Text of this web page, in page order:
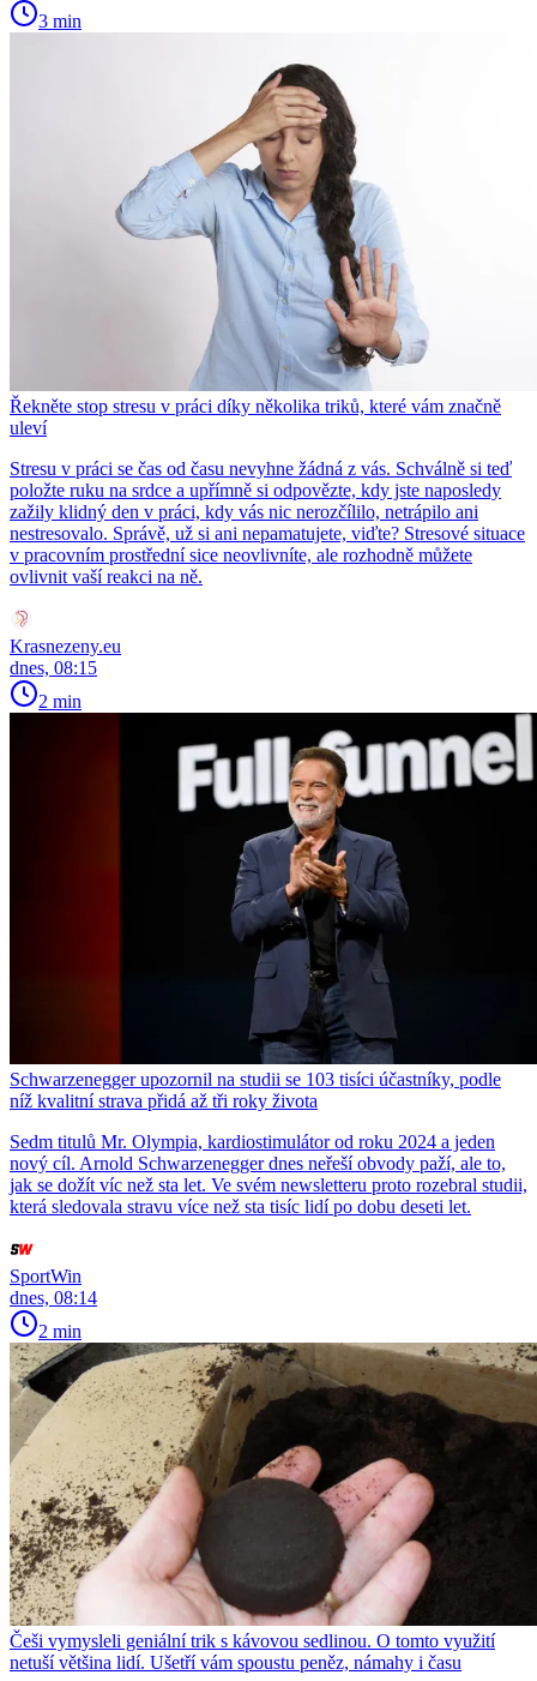
3 min
Řekněte stop stresu v práci díky několika triků, které vám značně
uleví
Stresu v práci se čas od času nevyhne žádná z vás. Schválně si teď
položte ruku na srdce a upřímně si odpovězte, kdy jste naposledy
zažily klidný den v práci, kdy vás nic nerozčílilo, netrápilo ani
nestresovalo. Správě, už si ani nepamatujete, viďte? Stresové situace
v pracovním prostřední sice neovlivníte, ale rozhodně můžete
ovlivnit vaší reakci na ně.
Krasnezeny.eu
dnes, 08:15
2 min
Schwarzenegger upozornil na studii se 103 tisíci účastníky, podle
níž kvalitní strava přidá až tři roky života
Sedm titulů Mr. Olympia, kardiostimulátor od roku 2024 a jeden
nový cíl. Arnold Schwarzenegger dnes neřeší obvody paží, ale to,
jak se dožít víc než sta let. Ve svém newsletteru proto rozebral studii,
která sledovala stravu více než sta tisíc lidí po dobu deseti let.
SportWin
dnes, 08:14
2 min
Češi vymysleli geniální trik s kávovou sedlinou. O tomto využití
netuší většina lidí. Ušetří vám spoustu peněz, námahy i času